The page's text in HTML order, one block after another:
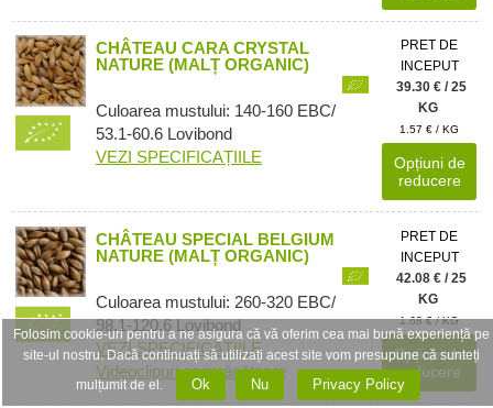
CHÂTEAU CARA CRYSTAL
NATURE (MALȚ ORGANIC)
Culoarea mustului: 140-160 EBC/
53.1-60.6 Lovibond
VEZI SPECIFICAȚIILE
PRET DE
INCEPUT
39.30 € / 25
KG
1.57 € / KG
Opțiuni de
reducere
CHÂTEAU SPECIAL BELGIUM
NATURE (MALȚ ORGANIC)
Culoarea mustului: 260-320 EBC/
98.1-120.6 Lovibond
VEZI SPECIFICAȚIILE
Videoclipuri asemănătoare
PRET DE
INCEPUT
42.08 € / 25
KG
1.68 € / KG
Opțiuni de
reducere
Folosim cookie-uri pentru a ne asigura că vă oferim cea mai bună experiență pe
site-ul nostru. Dacă continuați să utilizați acest site vom presupune că sunteți
mulțumit de el.
Ok Nu Privacy Policy